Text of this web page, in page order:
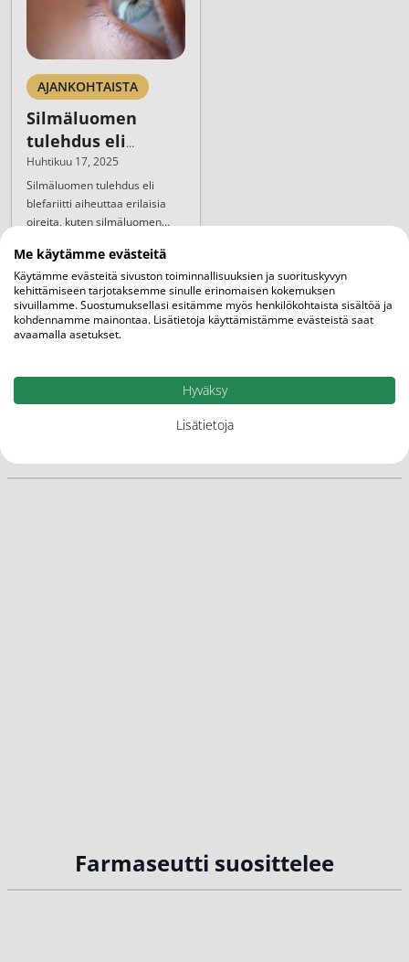
AJANKOHTAISTA
Silmäluomen
tulehdus eli
blefariitti
Huhtikuu 17, 2025
Silmäluomen tulehdus eli
blefariitti aiheuttaa erilaisia
oireita, kuten silmäluomen
silmän rähmimistä.
Silmäluomen tulehdusta
esiintyy etenkin yli 50-
vuotiailla, naisilla ja
kuivasilmäisillä. Se on harvoin
Farmaseutti suosittelee
Me käytämme evästeitä
Käytämme evästeitä sivuston toiminnallisuuksien ja suorituskyvyn
kehittämiseen tarjotaksemme sinulle erinomaisen kokemuksen
sivuillamme. Suostumuksellasi esitämme myös henkilökohtaista sisältöä ja
kohdennamme mainontaa. Lisätietoja käyttämistämme evästeistä saat
avaamalla asetukset.
Hyväksy
Lisätietoja